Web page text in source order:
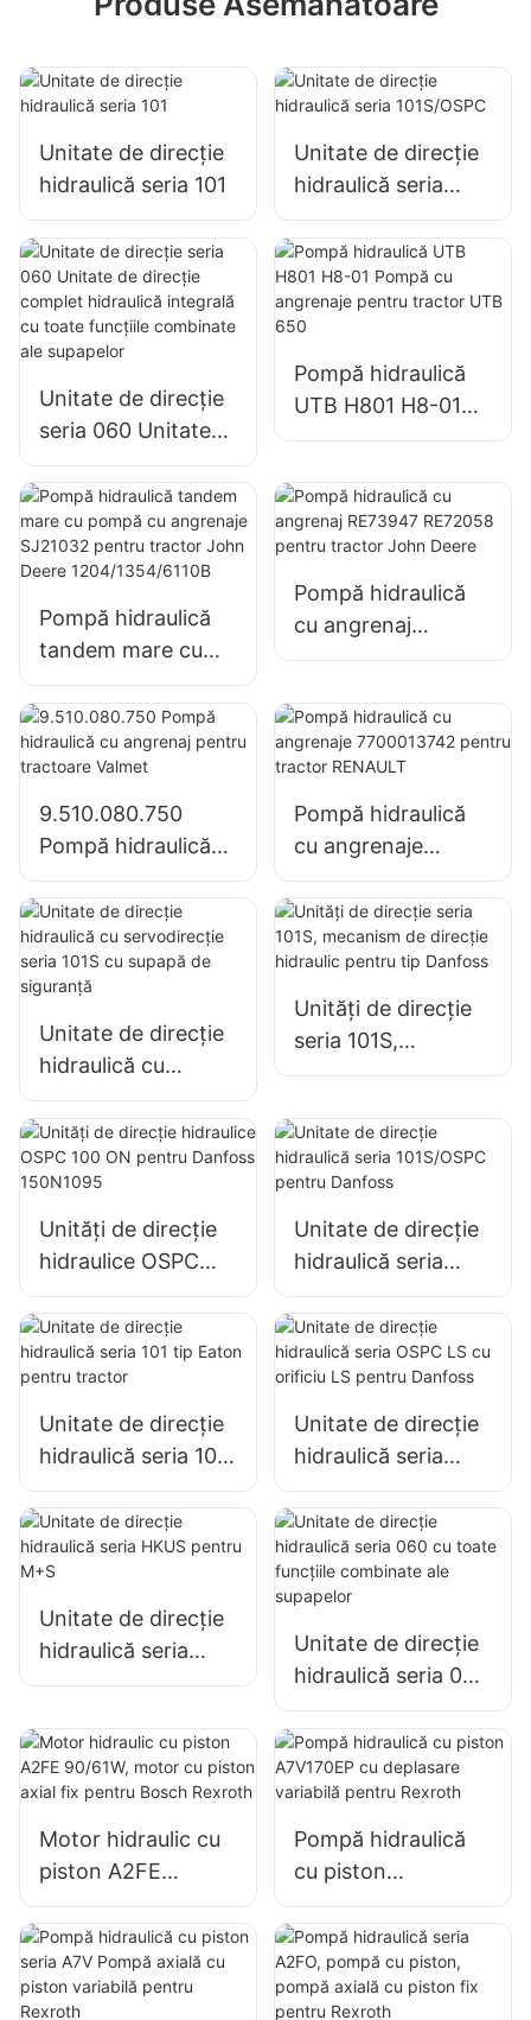
Unitate de direcție
hidraulică seria 101
Unitate de direcție
hidraulică seria
101S/OSPC
Unitate de direcție
seria 060 Unitate
de direcție complet
hidraulică integrală
cu toate funcțiile
combinate ale
Pompă hidraulică
UTB H801 H8-01
Pompă cu
tractor UTB 650
Pompă hidraulică
tandem mare cu
pompă cu
angrenaje SJ21032
pentru tractor
John Deere
1204/1354/6110B
Pompă hidraulică
cu angrenaj
RE73947 RE72058
John Deere
9.510.080.750
Pompă hidraulică
cu angrenaj pentru
tractoare Valmet
Pompă hidraulică
cu angrenaje
7700013742 pentru
tractor RENAULT
Unitate de direcție
hidraulică cu
servodirecție seria
101S cu supapă de
siguranță
Unități de direcție
seria 101S,
mecanism de
pentru tip Danfoss
Unități de direcție
hidraulice OSPC
100 ON pentru
Danfoss 150N1095
Unitate de direcție
hidraulică seria
101S/OSPC pentru
Danfoss
Unitate de direcție
hidraulică seria 101
tip Eaton pentru
tractor
Unitate de direcție
hidraulică seria
OSPC LS cu orificiu
LS pentru Danfoss
Unitate de direcție
hidraulică seria
HKUS pentru M+S
Unitate de direcție
hidraulică seria 060
cu toate funcțiile
combinate ale
supapelor
Motor hidraulic cu
piston A2FE
90/61W, motor cu
piston axial fix
pentru Bosch
Rexroth
Pompă hidraulică
cu piston
A7V170EP cu
deplasare variabilă
pentru Rexroth